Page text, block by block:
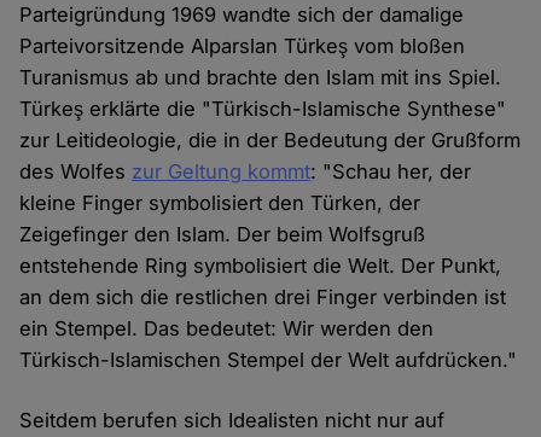
Parteigründung 1969 wandte sich der damalige
Parteivorsitzende Alparslan Türkeş vom bloßen
Turanismus ab und brachte den Islam mit ins Spiel.
Türkeş erklärte die "Türkisch-Islamische Synthese"
zur Leitideologie, die in der Bedeutung der Grußform
des Wolfes zur Geltung kommt: "Schau her, der
kleine Finger symbolisiert den Türken, der
Zeigefinger den Islam. Der beim Wolfsgruß
entstehende Ring symbolisiert die Welt. Der Punkt,
an dem sich die restlichen drei Finger verbinden ist
ein Stempel. Das bedeutet: Wir werden den
Türkisch-Islamischen Stempel der Welt aufdrücken."
Seitdem berufen sich Idealisten nicht nur auf